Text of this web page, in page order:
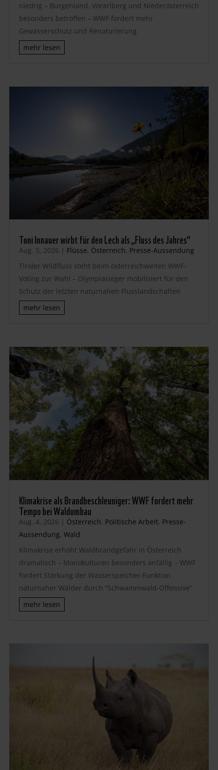
niedrig – Burgenland, Vorarlberg und Niederösterreich
besonders betroffen – WWF fordert mehr
Gewässerschutz und Renaturierung
mehr lesen
Toni Innauer wirbt für den Lech als „Fluss des Jahres“
Aug. 5, 2026 | Flüsse, Österreich, Presse-Aussendung
Tiroler Wildfluss steht beim österreichweiten WWF-
Voting zur Wahl – Olympiasieger mobilisiert für den
Schutz der letzten naturnahen Flusslandschaften
mehr lesen
Klimakrise als Brandbeschleuniger: WWF fordert mehr
Tempo bei Waldumbau
Aug. 4, 2026 | Österreich, Politische Arbeit, Presse-
Aussendung, Wald
Klimakrise erhöht Waldbrandgefahr in Österreich
dramatisch – Monokulturen besonders anfällig – WWF
fordert Stärkung der Wasserspeicher-Funktion
naturnaher Wälder durch “Schwammwald-Offensive”
mehr lesen